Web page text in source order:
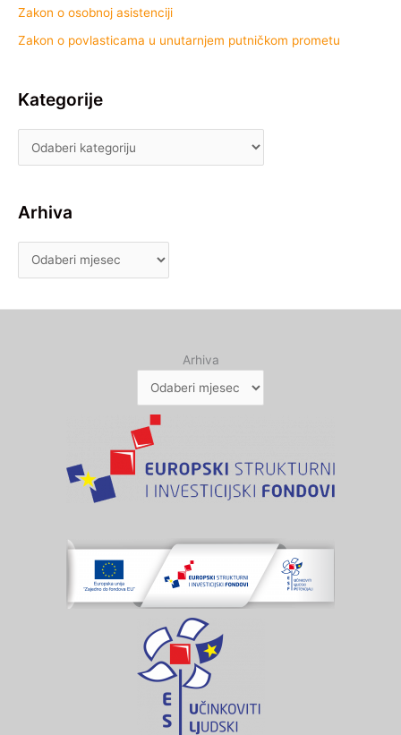
Zakon o osobnoj asistenciji
Zakon o povlasticama u unutarnjem putničkom prometu
Kategorije
Arhiva
Arhiva